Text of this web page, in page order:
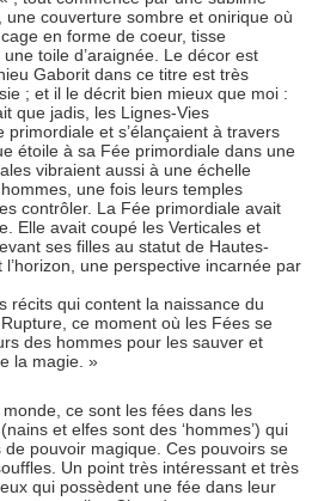
couverture sombre et onirique où
en forme de coeur, tisse
toile d’araignée. Le décor est
Gaborit dans ce titre est très
; et il le décrit bien mieux que moi :
que jadis, les Lignes-Vies
et s’élançaient à travers
étoile à sa Fée primordiale dans une
vibraient aussi à une échelle
une fois leurs temples
contrôler. La Fée primordiale avait
Elle avait coupé les Verticales et
ses filles au statut de Hautes-
l’horizon, une perspective incarnée par
récits qui content la naissance du
ce moment où les Fées se
des hommes pour les sauver et
la magie. »
ce sont les fées dans les
et elfes sont des ‘hommes’) qui
pouvoir magique. Ces pouvoirs se
Un point très intéressant et très
qui possèdent une fée dans leur